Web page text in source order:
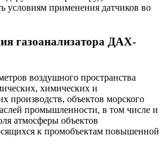
условиям применения датчиков во
газоанализатора ДАХ-
воздушного пространства
химических и
производств, объектов морского
промышленности, в том числе и
атмосферы объектов
к промобъектам повышенной